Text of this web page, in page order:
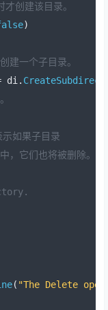
创建该目录。
)
建一个子目录。
di .
如果子目录
它们也将被删除。
( "The Delete